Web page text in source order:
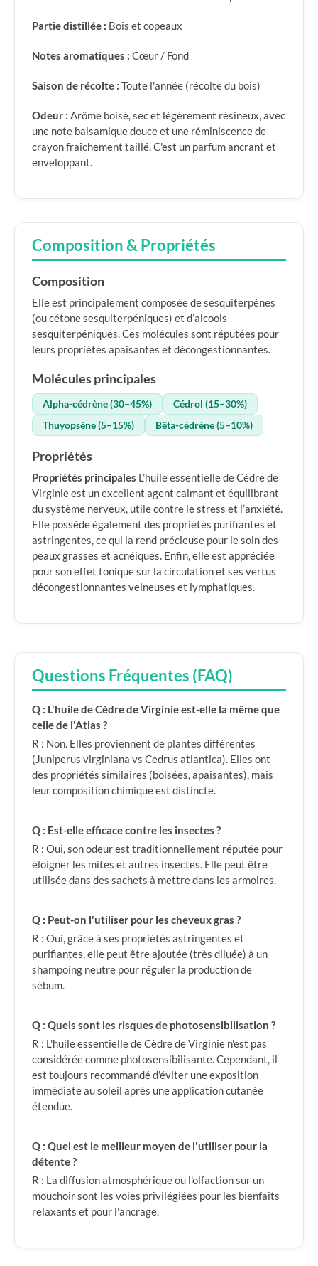
Partie distillée : Bois et copeaux
Notes aromatiques : Cœur / Fond
Saison de récolte : Toute l'année (récolte du bois)
Odeur : Arôme boisé, sec et légèrement résineux, avec
une note balsamique douce et une réminiscence de
crayon fraîchement taillé. C'est un parfum ancrant et
enveloppant.
Composition & Propriétés
Composition
Elle est principalement composée de sesquiterpènes
(ou cétone sesquiterpéniques) et d’alcools
sesquiterpéniques. Ces molécules sont réputées pour
leurs propriétés apaisantes et décongestionnantes.
Molécules principales
Alpha-cédrène (30–45%)
Cédrol (15–30%)
Thuyopsène (5–15%)
Bêta-cédrène (5–10%)
Propriétés
Propriétés principales L’huile essentielle de Cèdre de
Virginie est un excellent agent calmant et équilibrant
du système nerveux, utile contre le stress et l’anxiété.
Elle possède également des propriétés purifiantes et
astringentes, ce qui la rend précieuse pour le soin des
peaux grasses et acnéiques. Enfin, elle est appréciée
pour son effet tonique sur la circulation et ses vertus
décongestionnantes veineuses et lymphatiques.
Questions Fréquentes (FAQ)
Q : L'huile de Cèdre de Virginie est-elle la même que
celle de l'Atlas ?
R : Non. Elles proviennent de plantes différentes
(Juniperus virginiana vs Cedrus atlantica). Elles ont
des propriétés similaires (boisées, apaisantes), mais
leur composition chimique est distincte.
Q : Est-elle efficace contre les insectes ?
R : Oui, son odeur est traditionnellement réputée pour
éloigner les mites et autres insectes. Elle peut être
utilisée dans des sachets à mettre dans les armoires.
Q : Peut-on l'utiliser pour les cheveux gras ?
R : Oui, grâce à ses propriétés astringentes et
purifiantes, elle peut être ajoutée (très diluée) à un
shampoing neutre pour réguler la production de
sébum.
Q : Quels sont les risques de photosensibilisation ?
R : L'huile essentielle de Cèdre de Virginie n'est pas
considérée comme photosensibilisante. Cependant, il
est toujours recommandé d'éviter une exposition
immédiate au soleil après une application cutanée
étendue.
Q : Quel est le meilleur moyen de l'utiliser pour la
détente ?
R : La diffusion atmosphérique ou l'olfaction sur un
mouchoir sont les voies privilégiées pour les bienfaits
relaxants et pour l'ancrage.